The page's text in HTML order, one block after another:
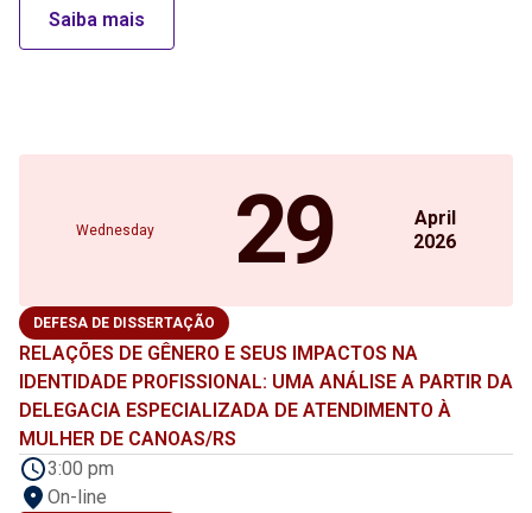
Saiba mais
Wednesday 29
April
2026
DEFESA DE DISSERTAÇÃO
RELAÇÕES DE GÊNERO E SEUS IMPACTOS NA
IDENTIDADE PROFISSIONAL: UMA ANÁLISE A PARTIR DA
DELEGACIA ESPECIALIZADA DE ATENDIMENTO À
MULHER DE CANOAS/RS
3:00 pm
On-line